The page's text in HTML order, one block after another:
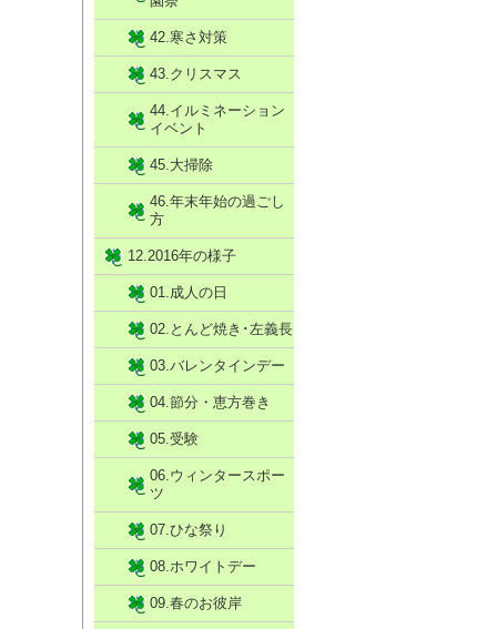
42.寒さ対策
43.クリスマス
44.イルミネーション
イベント
45.大掃除
46.年末年始の過ごし
方
12.2016年の様子
01.成人の日
02.とんど焼き･左義長
03.バレンタインデー
04.節分・恵方巻き
05.受験
06.ウィンタースポー
ツ
07.ひな祭り
08.ホワイトデー
09.春のお彼岸